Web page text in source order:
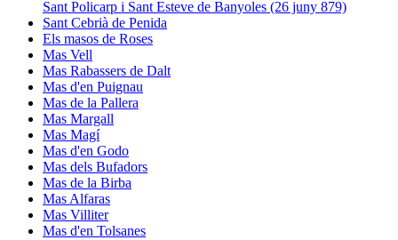
Sant Policarp i Sant Esteve de Banyoles (26 juny 879)
Sant Cebrià de Penida
Els masos de Roses
Mas Vell
Mas Rabassers de Dalt
Mas d'en Puignau
Mas de la Pallera
Mas Margall
Mas Magí
Mas d'en Godo
Mas dels Bufadors
Mas de la Birba
Mas Alfaras
Mas Villiter
Mas d'en Tolsanes